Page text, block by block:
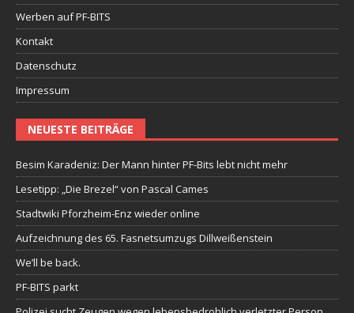
Werben auf PF-BITS
Kontakt
Datenschutz
Impressum
NEUESTE BEITRÄGE
Besim Karadeniz: Der Mann hinter PF-Bits lebt nicht mehr
Lesetipp: „Die Brezel“ von Pascal Cames
Stadtwiki Pforzheim-Enz wieder online
Aufzeichnung des 65. Fasnetsumzugs Dillweißenstein
We’ll be back.
PF-BITS parkt